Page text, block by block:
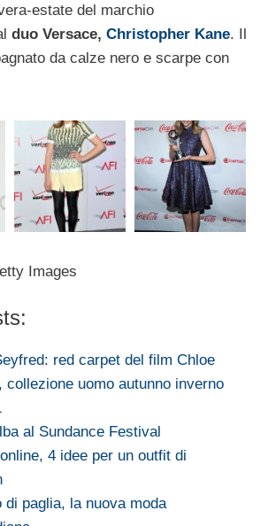
estate del marchio
duo Versace, Christopher Kane. Il
da calze nero e scarpe con
Images
red carpet del film Chloe
collezione uomo autunno inverno
al Sundance Festival
4 idee per un outfit di
di paglia, la nuova moda